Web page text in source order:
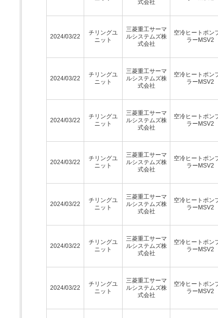
式会社
2024/03/22
チリングユ
ニット
三菱重工サーマ
ルシステムズ株
式会社
空冷ヒートポン
ラーMSV2
2024/03/22
チリングユ
ニット
三菱重工サーマ
ルシステムズ株
式会社
空冷ヒートポン
ラーMSV2
2024/03/22
チリングユ
ニット
三菱重工サーマ
ルシステムズ株
式会社
空冷ヒートポン
ラーMSV2
2024/03/22
チリングユ
ニット
三菱重工サーマ
ルシステムズ株
式会社
空冷ヒートポン
ラーMSV2
2024/03/22
チリングユ
ニット
三菱重工サーマ
ルシステムズ株
式会社
空冷ヒートポン
ラーMSV2
2024/03/22
チリングユ
ニット
三菱重工サーマ
ルシステムズ株
式会社
空冷ヒートポン
ラーMSV2
2024/03/22
チリングユ
ニット
三菱重工サーマ
ルシステムズ株
式会社
空冷ヒートポン
ラーMSV2